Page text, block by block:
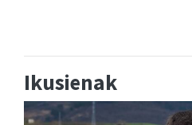
Ikusienak